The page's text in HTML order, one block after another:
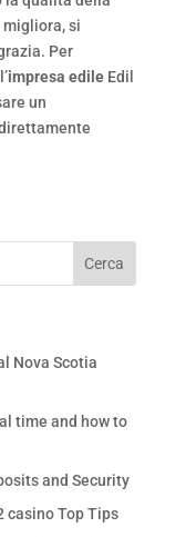
si
Per
impresa edileEdil
un
Nova Scotia
time and how to
and Security
casino Top Tips